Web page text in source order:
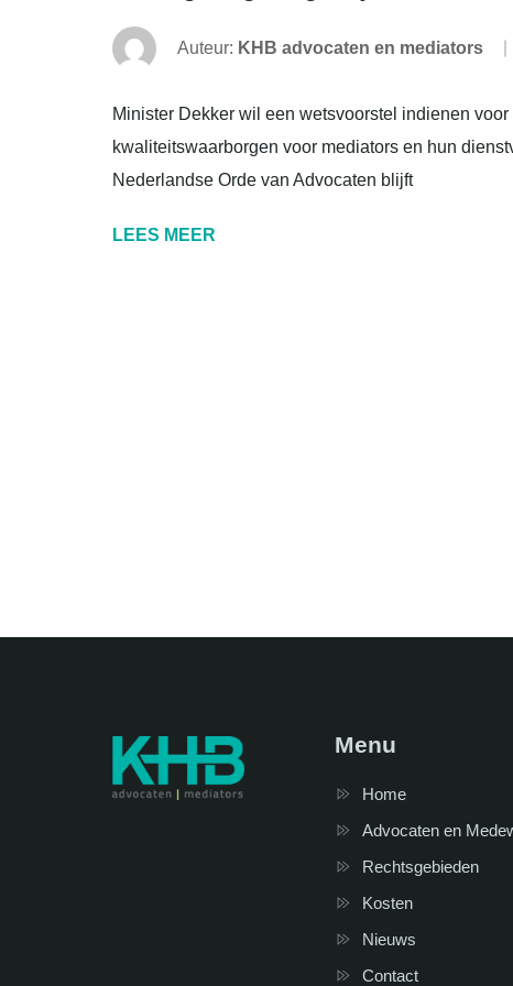
Auteur: KHB advocaten en mediators
Minister Dekker wil een wetsvoorstel indienen
kwaliteitswaarborgen voor mediators en hun
Nederlandse Orde van Advocaten blijft
LEES MEER
Menu
Home
Advocaten en
Rechtsgebieden
Kosten
Nieuws
Contact